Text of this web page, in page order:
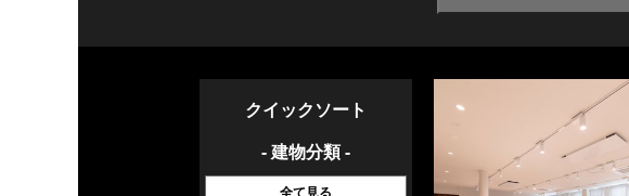
クイックソート
- 建物分類 -
全て見る